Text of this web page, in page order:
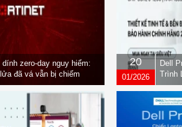
dính zero-day nguy hiểm:
đã vá vẫn bị chiếm
20
01/2026
Dell
Trình